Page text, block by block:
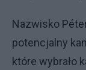
Nazwisko
potencjalny
które wybrało